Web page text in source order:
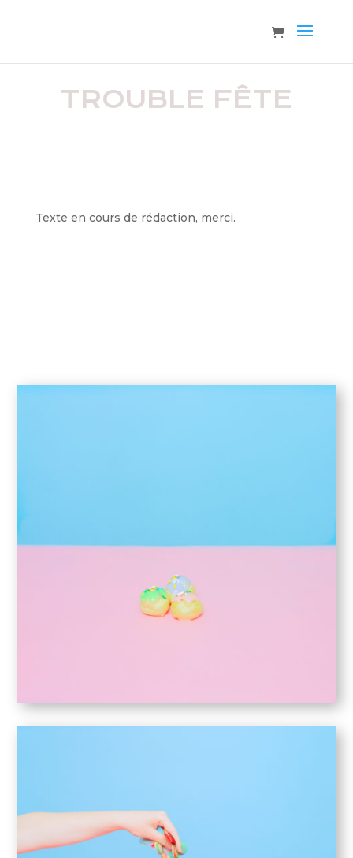
TROUBLE FÊTE
Texte en cours de rédaction, merci.